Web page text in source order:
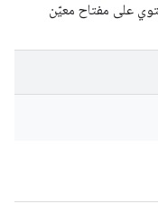
على مفتاح معيّن